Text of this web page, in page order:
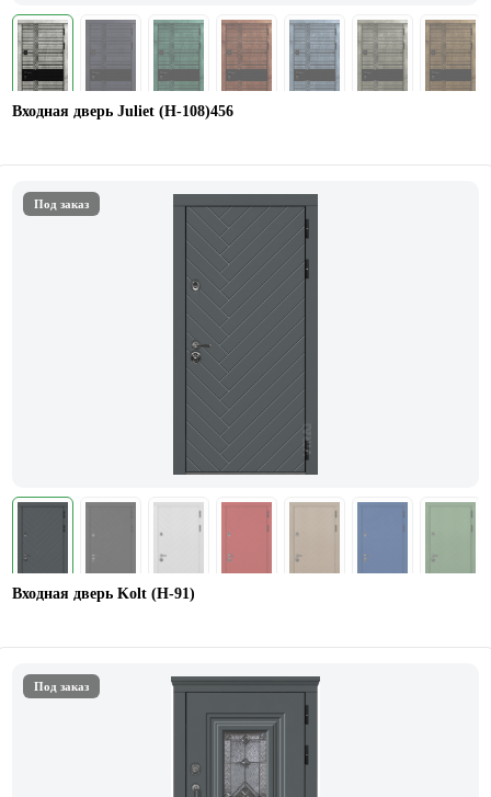
Входная дверь Juliet (Н-108)456
Под заказ
Входная дверь Kolt (Н-91)
Под заказ